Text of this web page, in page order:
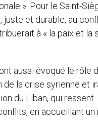
». Pour le Saint-
juste et durable, au
à « la paix et la
aussi évoqué le rôle
de la crise syrienne et
du Liban, qui ressent
en accueillant un